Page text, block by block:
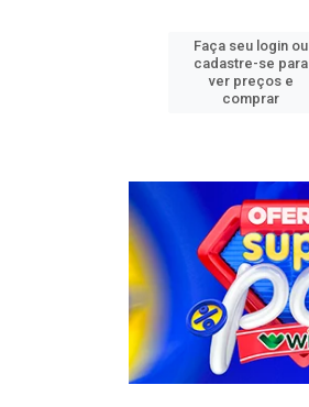
Faça seu login ou
cadastre-se para
ver preços e
comprar